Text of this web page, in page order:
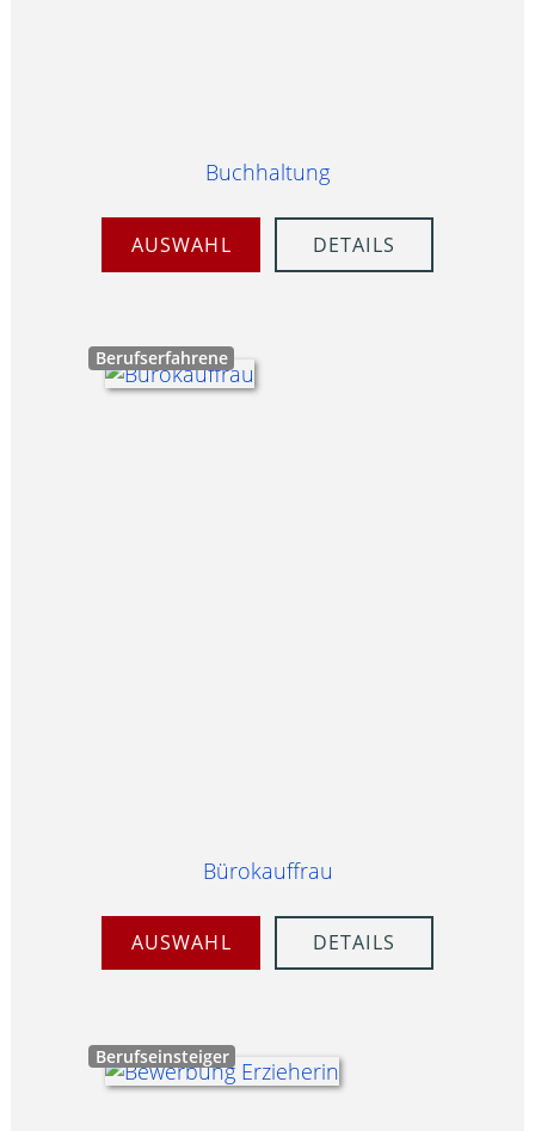
Buchhaltung
AUSWAHL DETAILS
Berufserfahrene
Bürokauffrau
AUSWAHL DETAILS
Berufseinsteiger